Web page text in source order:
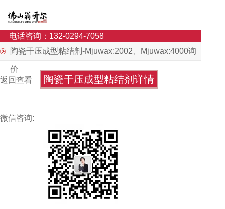
电话咨询：132-0294-7058
陶瓷干压成型粘结剂-Mjuwax:2002、Mjuwax:4000询
价
返回查看
陶瓷干压成型粘结剂详情
微信咨询: